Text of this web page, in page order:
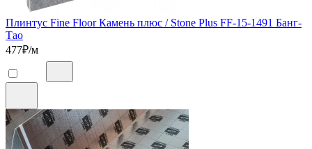
Плинтус Fine Floor Камень плюс / Stone Plus FF-15-1491 Банг-
Тао
477₽/м